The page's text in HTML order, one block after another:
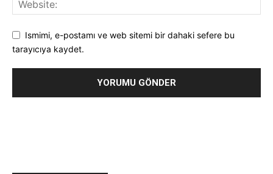
Ismimi, e-postamı ve web sitemi bir dahaki sefere bu
tarayıcıya kaydet.